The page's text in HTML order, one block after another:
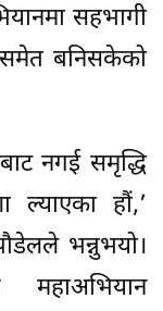
सहभागी
समेत बनिसकेको
नगई समृद्धि
हौं,’
भन्नुभयो।
महाअभियान